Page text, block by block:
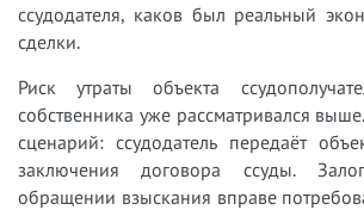
ссудодателя, каков был реальный
сделки.
Риск утраты объекта
собственника уже рассматривался
сценарий: ссудодатель передаёт
заключения договора ссуды.
обращении взыскания вправе